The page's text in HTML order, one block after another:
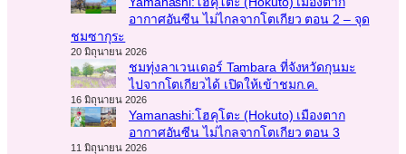
อากาศอันซีน ไม่ไกลจากโตเกียว ตอน 2 – จุด
ชมซากุระ
20 มิถุนายน 2026
ชมทุ่งลาเวนเดอร์ Tambara ที่จังหวัดกุนมะ
ไปจากโตเกียวได้ เปิดให้เข้าชมก.ค.
16 มิถุนายน 2026
Yamanashi:โฮคุโตะ (Hokuto) เมืองตาก
อากาศอันซีน ไม่ไกลจากโตเกียว ตอน 3
11 มิถุนายน 2026